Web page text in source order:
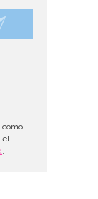
como
el